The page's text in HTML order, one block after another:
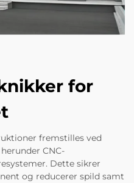
for
fremstilles ved
CNC-
Dette sikrer
og reducerer spild samt